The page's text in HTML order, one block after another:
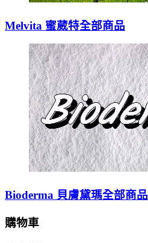
Melvita 蜜葳特全部商品
Bioderma 貝膚黛瑪全部商品
購物車